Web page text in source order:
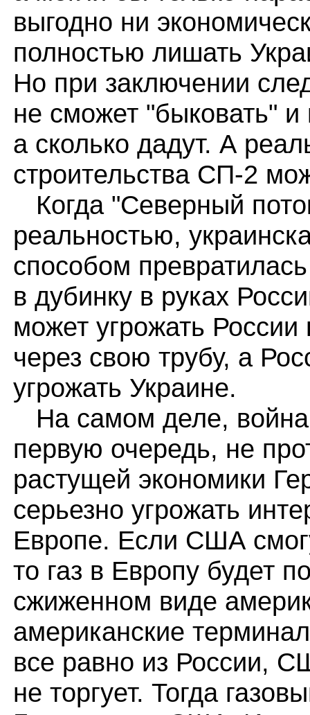
выгодно ни
полностью лишать
Но при заключении
не сможет "быковать" и
а сколько дадут. А
строительства СП-2
Когда "Северный
реальностью,
способом
в дубинку в руках
может угрожать
через свою трубу, а
угрожать Украине.
На самом деле,
первую очередь, не
растущей экономики
серьезно угрожать
Европе. Если США
то газ в Европу будет
сжиженном виде
американские
все равно из России,
не торгует. Тогда